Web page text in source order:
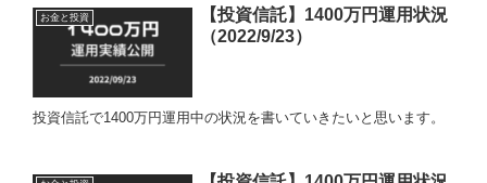
お金と投資
【投資信託】1400万円運用状況
（2022/9/23）
投資信託で1400万円運用中の状況を書いていきたいと思います。